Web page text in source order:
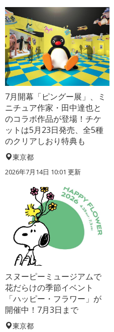
7月開幕「ピングー展」、ミ
ニチュア作家・田中達也と
のコラボ作品が登場！チケ
ットは5月23日発売、全5種
のクリアしおり特典も
東京都
2026年7月14日 10:01 更新
スヌーピーミュージアムで
花だらけの季節イベント
「ハッピー・フラワー」が
開催中！7月3日まで
東京都